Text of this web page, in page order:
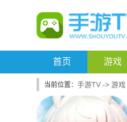
首页 游戏
手游TV -> 游戏